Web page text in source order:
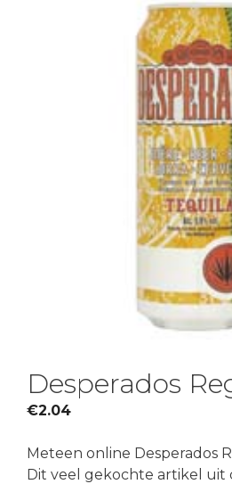
Desperados
€2.04
Meteen online Desperados
Dit veel gekochte artikel uit